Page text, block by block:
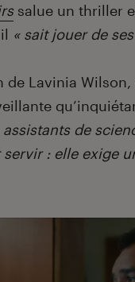
salue un thriller
« sait jouer de
de Lavinia
de
: elle exige